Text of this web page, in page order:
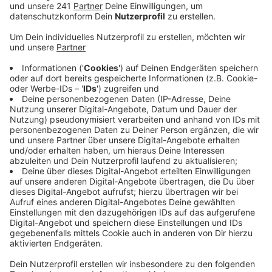
Abend auf Behinderungen einstellen.
Veröffentlicht:Donnerstag, 21.04.2022 12:01
Anzeige
Die Autobahn GmbH sperrt heute ab 22 Uhr die
Verbindung von der A59 oder von der Rheinallee
kommend auf die A1, und zwar in beide
Fahrtrichtungen. Voraussichtlich zehn Tage lang
müssen Autofahrer eine ausgeschilderte Umleitung
fahren. Die neue Rheinbrücke nimmt unterdessen
immer mehr Form an. Nachdem bereits Anfang März
rechtsrheinisch mit der ersten Stahlmontage
begonnen wurde, beginnt laut der Autobahn GmbH in
den nächsten Tagen auch die Stahlmontage auf der